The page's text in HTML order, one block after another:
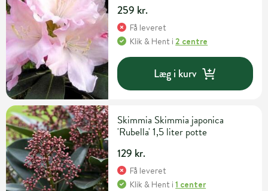
259 kr.
Få leveret
Klik & Hent i2 centre
Læg i kurv
Skimmia Skimmia japonica
'Rubella' 1,5 liter potte
129 kr.
Få leveret
Klik & Hent i1 center